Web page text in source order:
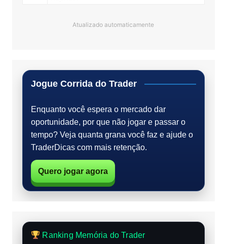
Atualizado automaticamente
Jogue Corrida do Trader
Enquanto você espera o mercado dar
oportunidade, por que não jogar e passar o
tempo? Veja quanta grana você faz e ajude o
TraderDicas com mais retenção.
Quero jogar agora
Ranking Memória do Trader